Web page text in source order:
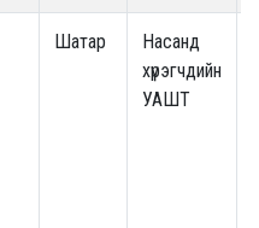
Шатар
Насанд
хүрэгчдийн
УАШТ